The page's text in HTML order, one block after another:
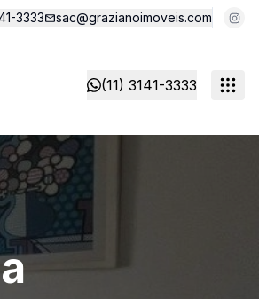
3333 sac@grazianoimoveis.com
(11) 3141-3333